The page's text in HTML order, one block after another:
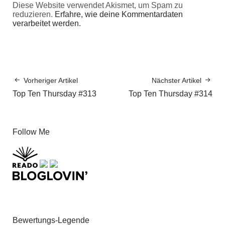
Diese Website verwendet Akismet, um Spam zu
reduzieren. Erfahre, wie deine Kommentardaten
verarbeitet werden.
Vorheriger Artikel
Top Ten Thursday #313
Nächster Artikel
Top Ten Thursday #314
Follow Me
Bewertungs-Legende